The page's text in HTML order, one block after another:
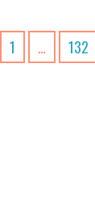
1 … 132